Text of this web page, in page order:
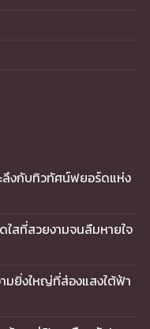
ลึงกับทิวทัศน์ฟยอร์ดแห่ง
ใสที่สวยงามจนลืมหายใจ
มยิ่งใหญ่ที่ส่องแสงใต้ฟ้า